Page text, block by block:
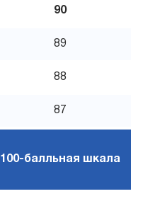
90
89
88
87
100-балльная шкала